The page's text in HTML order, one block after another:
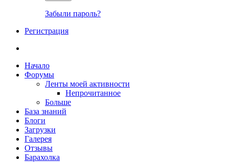
Забыли пароль?
Регистрация
Начало
Форумы
Ленты моей активности
Непрочитанное
Больше
База знаний
Блоги
Загрузки
Галерея
Отзывы
Барахолка